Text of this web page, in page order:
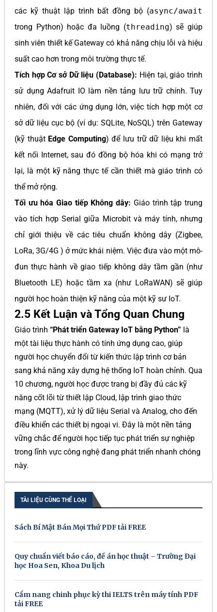
các kỹ thuật lập trình bất đồng bộ (async/await
trong Python) hoặc đa luồng (threading) sẽ giúp
sinh viên thiết kế Gateway có khả năng chịu lỗi và hiệu
suất cao hơn trong môi trường thực tế.
Tích hợp Cơ sở Dữ liệu (Database): Hiện tại, giáo trình
sử dụng Adafruit IO làm nền tảng lưu trữ chính. Tuy
nhiên, đối với các ứng dụng lớn, việc tích hợp một cơ
sở dữ liệu cục bộ (ví dụ: SQLite, NoSQL) trên Gateway
(kỹ thuật Edge Computing) để lưu trữ dữ liệu khi mất
kết nối Internet, sau đó đồng bộ hóa khi có mạng trở
lại, là một kỹ năng thực tế cần thiết mà giáo trình có
thể mở rộng.
Tối ưu hóa Giao tiếp Không dây: Giáo trình tập trung
vào tích hợp Serial giữa Microbit và máy tính, nhưng
chỉ giới thiệu về các tiêu chuẩn không dây (Zigbee,
LoRa, 3G/4G ) ở mức khái niệm. Việc đưa vào một mô-
đun thực hành về giao tiếp không dây tầm gần (như
Bluetooth LE) hoặc tầm xa (như LoRaWAN) sẽ giúp
người học hoàn thiện kỹ năng của một kỹ sư IoT.
2.5 Kết Luận và Tổng Quan Chung
Giáo trình “Phát triển Gateway IoT bằng Python” là
một tài liệu thực hành có tính ứng dụng cao, giúp
người học chuyển đổi từ kiến thức lập trình cơ bản
sang khả năng xây dựng hệ thống IoT hoàn chỉnh. Qua
10 chương, người học được trang bị đầy đủ các kỹ
năng cốt lõi từ thiết lập Cloud, lập trình giao thức
mạng (MQTT), xử lý dữ liệu Serial và Analog, cho đến
điều khiển các thiết bị ngoại vi. Đây là một nền tảng
vững chắc để người học tiếp tục phát triển sự nghiệp
trong lĩnh vực công nghệ đang phát triển nhanh chóng
này.
TÀI LIỆU CÙNG THỂ LOẠI
Sách Bí Mật Bán Mọi Thứ PDF tải FREE
Quy chuẩn viết báo cáo, đề án học thuật – Trường Đại
học Hoa Sen, Khoa Du lịch
Cẩm nang chinh phục kỳ thi IELTS trên máy tính PDF
tải FREE